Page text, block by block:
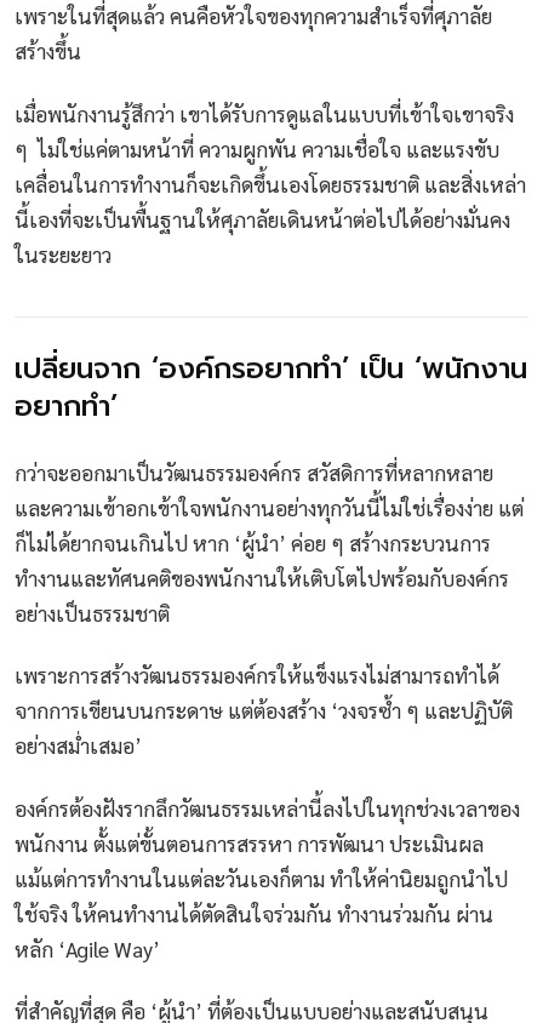
เพราะในที่สุดแล้ว คนคือหัวใจของทุกความสำเร็จที่ศุภาลัย
สร้างขึ้น
เมื่อพนักงานรู้สึกว่า เขาได้รับการดูแลในแบบที่เข้าใจเขาจริง
ๆ ไม่ใช่แค่ตามหน้าที่ ความผูกพัน ความเชื่อใจ และแรงขับ
เคลื่อนในการทำงานก็จะเกิดขึ้นเองโดยธรรมชาติ และสิ่งเหล่า
นี้เองที่จะเป็นพื้นฐานให้ศุภาลัยเดินหน้าต่อไปได้อย่างมั่นคง
ในระยะยาว
เปลี่ยนจาก ‘องค์กรอยากทำ’ เป็น ‘พนักงาน
อยากทำ’
กว่าจะออกมาเป็นวัฒนธรรมองค์กร สวัสดิการที่หลากหลาย
และความเข้าอกเข้าใจพนักงานอย่างทุกวันนี้ไม่ใช่เรื่องง่าย แต่
ก็ไม่ได้ยากจนเกินไป หาก ‘ผู้นำ’ ค่อย ๆ สร้างกระบวนการ
ทำงานและทัศนคติของพนักงานให้เติบโตไปพร้อมกับองค์กร
อย่างเป็นธรรมชาติ
เพราะการสร้างวัฒนธรรมองค์กรให้แข็งแรงไม่สามารถทำได้
จากการเขียนบนกระดาษ แต่ต้องสร้าง ‘วงจรซ้ำ ๆ และปฏิบัติ
อย่างสม่ำเสมอ’
องค์กรต้องฝังรากลึกวัฒนธรรมเหล่านี้ลงไปในทุกช่วงเวลาของ
พนักงาน ตั้งแต่ขั้นตอนการสรรหา การพัฒนา ประเมินผล
แม้แต่การทำงานในแต่ละวันเองก็ตาม ทำให้ค่านิยมถูกนำไป
ใช้จริง ให้คนทำงานได้ตัดสินใจร่วมกัน ทำงานร่วมกัน ผ่าน
หลัก ‘Agile Way’
ที่สำคัญที่สุด คือ ‘ผู้นำ’ ที่ต้องเป็นแบบอย่างและสนับสนุน